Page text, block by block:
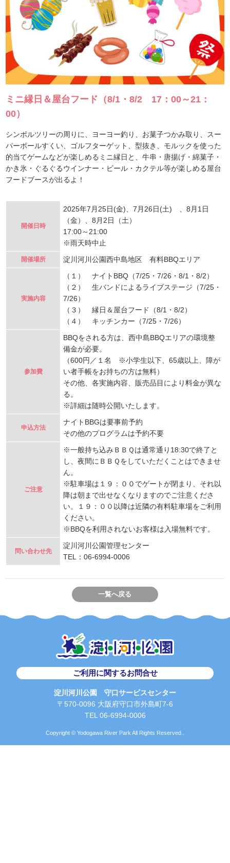
ミニ縁日＆屋台フード（8/1・8/2 17：00～21：
00）
シンボルツリーの周りに、ヨーヨー釣り、お菓子つかみ取り、スー
パーボールすくい、ゴルフターゲット、型抜き、モルックを使った
的当てゲームなどが楽しめるミニ縁日と、牛串・唐揚げ・綿菓子・
かき氷・ぐるぐるウインナー・ビール・カクテル等が楽しめる屋台
フードブースが出るよ！
開催日時
2025年7月25日(金)、7月26日(土) 、8月1日
（金）、8月2日（土）
17:00～21:00
※雨天時中止
開催場所 淀川河川公園西中島地区 有料BBQエリア
実施内容
（１） ナイトBBQ（7/25・7/26・8/1・8/2）
（２） 生バンドによるライブステージ（7/25・
7/26）
（３） 縁日＆屋台フード（8/1・8/2）
（４） キッチンカー（7/25・7/26）
参加費
BBQをされる方は、西中島BBQエリアの環境整
備金が必要。
（600円／１名 ※小学生以下、65歳以上、障が
い者手帳をお持ちの方は無料）
その他、各実施内容、販売品目により料金が異な
る。
※詳細は随時公開いたします。
申込方法
ナイトBBGは要事前予約
その他のプログラムは予約不要
ご注意
※一般持ち込みＢＢＱは通常通り18:30で終了と
し、夜間にＢＢＱをしていただくことはできませ
ん。
※駐車場は１９：００でゲートが閉まり、それ以
降は朝まで出せなくなりますのでご注意くださ
い。１９：００以降は近隣の有料駐車場をご利用
ください。
※BBQを利用されないお客様は入場無料です。
問い合わせ先
淀川河川公園管理センター
TEL：06-6994-0006
一覧へ戻る
ご利用に関するお問合せ
淀川河川公園 守口サービスセンター
〒570-0096 大阪府守口市外島町7-6
TEL 06-6994-0006
Copyright © Yodogawa River Park All Rights Reserved..